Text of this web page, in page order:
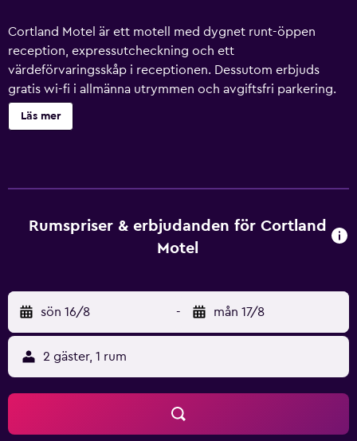
Cortland Motel är ett motell med dygnet runt-öppen
reception, expressutcheckning och ett
värdeförvaringsskåp i receptionen. Dessutom erbjuds
gratis wi-fi i allmänna utrymmen och avgiftsfri parkering.
Gäster får även tillgång till bekvämligheter som en
varuautomat. Cortland Motel erbjuder 35
och mörkläggningsgardiner. Städning sker dagligen.
Läs mer
Rumspriser & erbjudanden för Cortland
Motel
sön 16/8 - mån 17/8
2 gäster, 1 rum